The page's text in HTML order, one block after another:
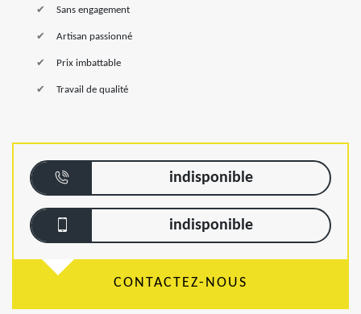
Sans engagement
Artisan passionné
Prix imbattable
Travail de qualité
indisponible
indisponible
CONTACTEZ-NOUS